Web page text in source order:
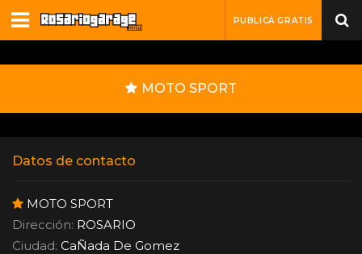
PUBLICÁ GRATIS
MOTO SPORT
Datos de contacto
MOTO SPORT
Dirección: ROSARIO
Ciudad: CaÑada De Gomez